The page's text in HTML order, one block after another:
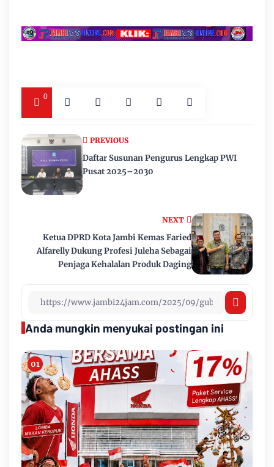
0
NEXT
Ketua DPRD Kota Jambi Kemas Faried
Alfarelly Dukung Profesi Juleha Sebagai
Penjaga Kehalalan Produk Daging
PREVIOUS
Daftar Susunan Pengurus Lengkap PWI
Pusat 2025–2030
Anda mungkin menyukai postingan ini